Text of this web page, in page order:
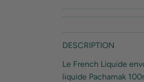
DESCRIPTION
Le French Liquide
liquide Pachamak